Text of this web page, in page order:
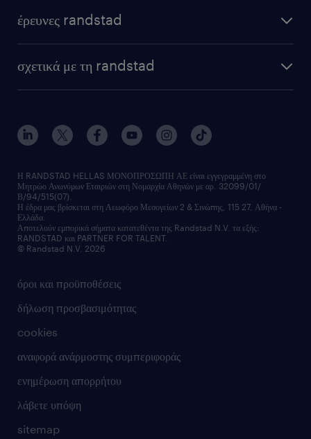
έρευνες randstad
σχετικά με τη randstad
όροι και προϋποθέσεις
δήλωση προσβασιμότητας
cookies
αναφορά ανάρμοστης συμπεριφοράς
ενημέρωση απορρήτου
λάβετε υπόψη
sitemap
Η RANDSTAD HELLAS ΜΟΝΟΠΡΟΣΩΠΗ ΑΕ είναι εγγεγραμμένη στο
Μητρώο Ανωνύμων Εταιριών στη Νομαρχία Αθηνών με αρ. 32099/01/
Β/94/515(07).
Η έδρα μας βρίσκεται στη Λεωφόρο Μεσογείων 2 & Σινώπης, 115 27, Αθήνα -
Ελλάδα.
Αποτελούν εμπορικά σήματα κατατεθέντα της Randstad N.V. τα εξής:
RANDSTAD και PARTNER FOR TALENT.
© Randstad N.V. 2026